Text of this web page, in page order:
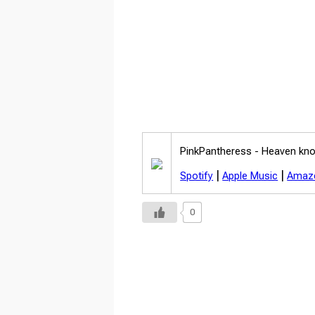
PinkPantheress -Heaven
Spotify |Apple Music |
0